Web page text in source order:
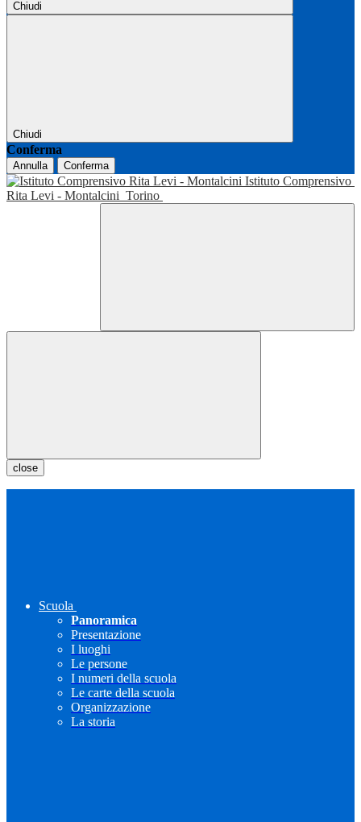
Chiudi
Chiudi
Conferma
Annulla Conferma
Istituto Comprensivo
Rita Levi - Montalcini Torino
close
Scuola
Panoramica
Presentazione
I luoghi
Le persone
I numeri della scuola
Le carte della scuola
Organizzazione
La storia